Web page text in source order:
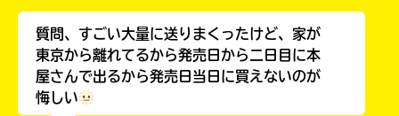
質問、すごい大量に送りまくったけど、家が
東京から離れてるから発売日から二日目に本
屋さんで出るから発売日当日に買えないのが
悔しい